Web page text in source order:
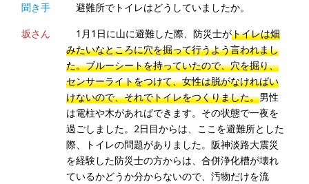
聞き手
避難所でトイレはどうしていましたか。
坂さん
1月1日に山に避難した際、防災士がトイレは畑
みたいなところに穴を掘って行うよう言われまし
た。ブルーシートを持っていたので、穴を掘り、
センサーライトをつけて、女性は脱がなければい
けないので、それでトイレをつくりました。男性
は電柱や木があればできます。その状態で一夜を
過ごしました。2日目からは、ここを避難所とした
際、トイレの問題がありました。阪神淡路大震災
を経験した防災士の方からは、合併浄化槽が壊れ
ているかどうか分からないので、汚物だけを流